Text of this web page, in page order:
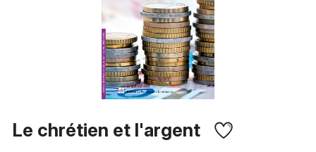
Le chrétien et l'argent